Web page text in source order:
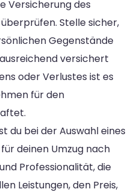
Versicherung des
Stelle sicher,
Gegenstände
versichert
oder Verlustes ist es
für den
du bei der Auswahl eines
deinen Umzug nach
Professionalität, die
Leistungen, den Preis,